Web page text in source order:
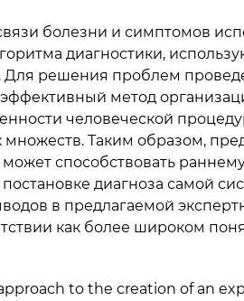
болезни и симптомов
диагностики,
Для решения проблем
метод
человеческой
Таким образом,
способствовать
диагноза самой
в предлагаемой
как более широком
to the creation of an